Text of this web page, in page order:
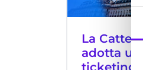
La
adotta
ticketing